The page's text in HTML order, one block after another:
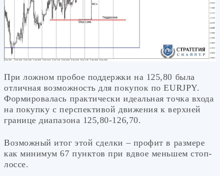
При ложном пробое поддержки на 125,80 была
отличная возможность для покупок по EURJPY.
Формировалась практически идеальная точка входа
на покупку с перспективой движения к верхней
границе диапазона 125,80-126,70.
Возможный итог этой сделки – профит в размере
как минимум 67 пунктов при вдвое меньшем стоп-
лоссе.